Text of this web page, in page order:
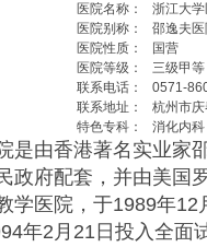
医院名称：
浙江大
医院别称：
邵逸夫
医院性质：
国营
医院等级：
三级甲等
联系电话：
0571-
联系地址：
杭州市
特色专科：
消化内
是由香港著名实业家
政府配套，并由美国
学医院，于1989年12
年2月21日投入全面